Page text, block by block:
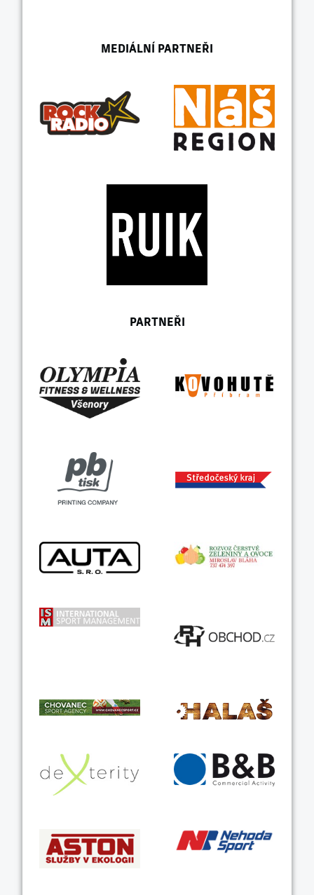
MEDIÁLNÍ PARTNEŘI
PARTNEŘI